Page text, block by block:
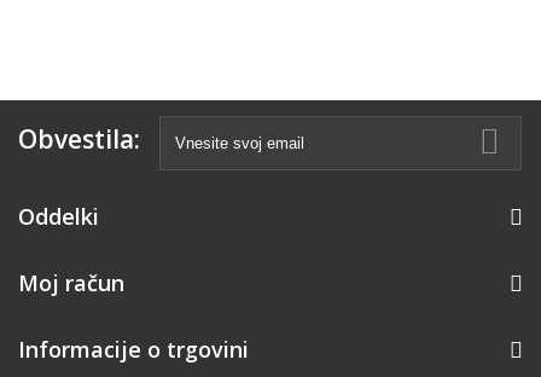
Obvestila:
Oddelki
Moj račun
Informacije o trgovini